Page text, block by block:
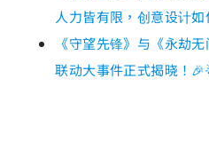
人力皆有限，创意设计如
《守望先锋》与《永劫
联动大事件正式揭晓！